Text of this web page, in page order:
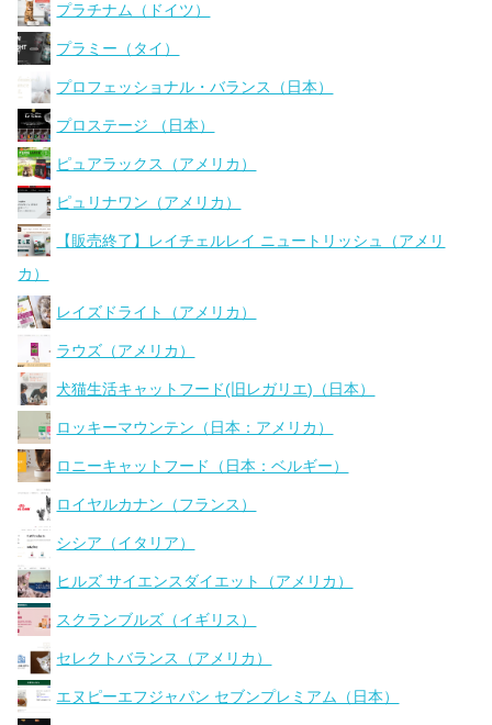
プラチナム（ドイツ）
プラミー（タイ）
プロフェッショナル・バランス（日本）
プロステージ （日本）
ピュアラックス（アメリカ）
ピュリナワン（アメリカ）
【販売終了】レイチェルレイ ニュートリッシュ（アメリ
カ）
レイズドライト（アメリカ）
ラウズ（アメリカ）
犬猫生活キャットフード(旧レガリエ)（日本）
ロッキーマウンテン（日本：アメリカ）
ロニーキャットフード（日本：ベルギー）
ロイヤルカナン（フランス）
シシア（イタリア）
ヒルズ サイエンスダイエット（アメリカ）
スクランブルズ（イギリス）
セレクトバランス（アメリカ）
エヌピーエフジャパン セブンプレミアム（日本）